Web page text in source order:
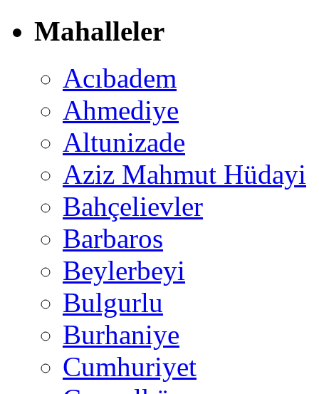
Mahalleler
Acıbadem
Ahmediye
Altunizade
Aziz Mahmut Hüdayi
Bahçelievler
Barbaros
Beylerbeyi
Bulgurlu
Burhaniye
Cumhuriyet